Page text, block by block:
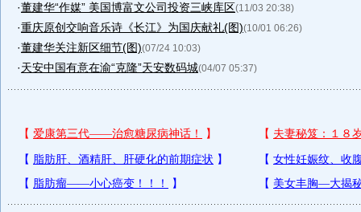
·董建华“作媒” 美国博富文公司投资三峡库区(11/03 20:38)
·重庆原创交响音乐诗《长江》为国庆献礼(图)(10/01 06:26)
·董建华关注新区细节(图)(07/24 10:03)
·天安中国有意在渝“克隆”天安数码城(04/07 05:37)